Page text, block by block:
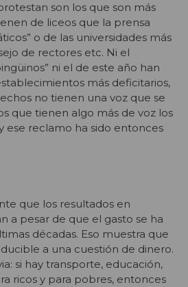
son los que son más
de liceos que la prensa
o de las universidades más
de rectores etc. Ni el
ni el de este año han
más deficitarios,
no tienen una voz que se
que tienen algo más de voz los
ese reclamo ha sido entonces
que los resultados en
a pesar de que el gasto se ha
décadas. Eso muestra que
a una cuestión de dinero.
si hay transporte, educación,
ricos y para pobres, entonces